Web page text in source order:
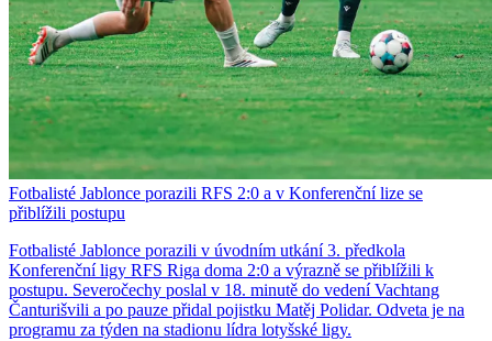
Fotbalisté Jablonce porazili RFS 2:0 a v Konferenční lize se
přiblížili postupu
Fotbalisté Jablonce porazili v úvodním utkání 3. předkola
Konferenční ligy RFS Riga doma 2:0 a výrazně se přiblížili k
postupu. Severočechy poslal v 18. minutě do vedení Vachtang
Čanturišvili a po pauze přidal pojistku Matěj Polidar. Odveta je na
programu za týden na stadionu lídra lotyšské ligy.